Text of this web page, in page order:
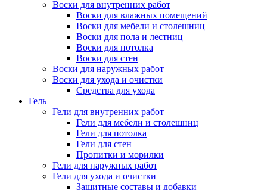
Воски для внутренних работ
Воски для влажных помещений
Воски для мебели и столешниц
Воски для пола и лестниц
Воски для потолка
Воски для стен
Воски для наружных работ
Воски для ухода и очистки
Средства для ухода
Гель
Гели для внутренних работ
Гели для мебели и столешниц
Гели для потолка
Гели для стен
Пропитки и морилки
Гели для наружных работ
Гели для ухода и очистки
Защитные составы и добавки